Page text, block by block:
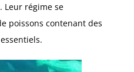
Leur régime se
poissons contenant des